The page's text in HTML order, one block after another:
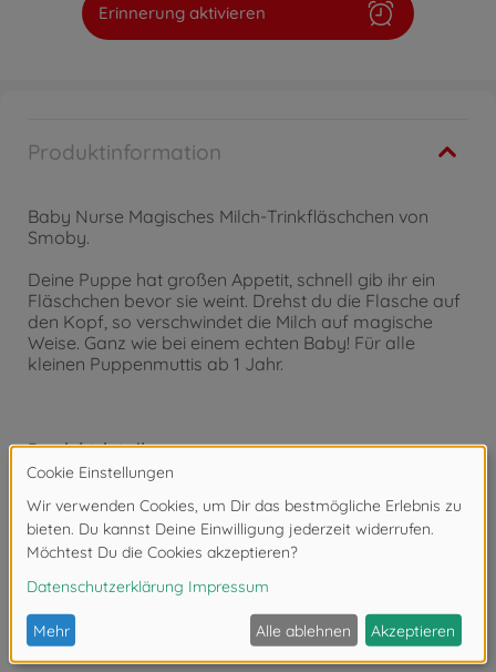
Erinnerung aktivieren
Produktinformation
Baby Nurse Magisches Milch-Trinkfläschchen von
Smoby.
Deine Puppe hat großen Appetit, schnell gib ihr ein
Fläschchen bevor sie weint. Drehst du die Flasche auf
den Kopf, so verschwindet die Milch auf magische
Weise. Ganz wie bei einem echten Baby! Für alle
kleinen Puppenmuttis ab 1 Jahr.
Produktdetails:
Altersempfehlung: für Kinder ab 1 Jahr.
Bewertungen